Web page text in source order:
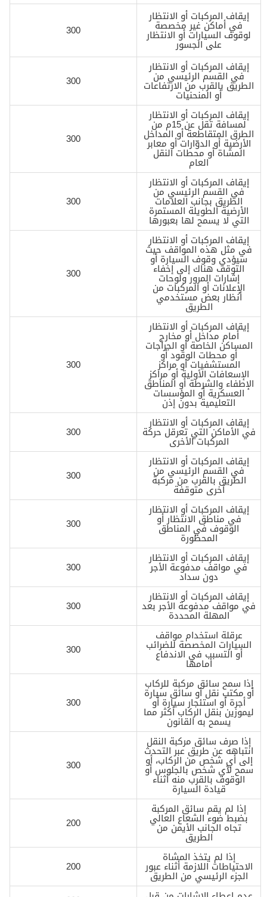
إيقاف المركبات أو الانتظار
في أماكن غير مخصصة
لوقوف السيارات أو الانتظار
على الجسور
300
إيقاف المركبات أو الانتظار
في القسم الرئيسي من
الطريق بالقرب من الارتفاعات
أو المنحنيات
300
إيقاف المركبات أو الانتظار
لمسافة تقل عن 15م من
الطرق المتقاطعة أو المداخل
الأرضية أو الدوّارات أو معابر
المشاة أو محطات النقل
العام
300
إيقاف المركبات أو الانتظار
في القسم الرئيسي من
الطريق بجانب العلامات
الأرضية الطويلة المستمرة
التي لا يسمح لها بعبورها
300
إيقاف المركبات أو الانتظار
في مثل هذه المواقف حيث
سيؤدي وقوف السيارة أو
التوقف هناك إلى إخفاء
إشارات المرور ولوحات
الإعلانات أو المركبات من
أنظار بعض مستخدمي
الطريق
300
إيقاف المركبات أو الانتظار
أمام مداخل أو مخارج
المساكن الخاصة أو الجراجات
أو محطات الوقود أو
المستشفيات أو مراكز
الإسعافات الأولية أو مراكز
الإطفاء والشرطة أو المناطق
العسكرية أو المؤسسات
التعليمية بدون إذن
300
إيقاف المركبات أو الانتظار
في الأماكن التي تعرقل حركة
المركبات الأخرى
300
إيقاف المركبات أو الانتظار
في القسم الرئيسي من
الطريق بالقرب من مركبة
أخرى متوقفة
300
إيقاف المركبات أو الانتظار
في مناطق الانتظار أو
الوقوف في المناطق
المحظورة
300
إيقاف المركبات أو الانتظار
في مواقف مدفوعة الأجر
دون سداد
300
إيقاف المركبات أو الانتظار
في مواقف مدفوعة الأجر بعد
المهلة المحددة
300
عرقلة استخدام مواقف
السيارات المخصصة للضرائب
أو التسبب في الاندفاع
أمامها
300
إذا سمح سائق مركبة للركاب
أو مكتب نقل أو سائق سيارة
أجرة أو استئجار سيارة أو
ليموزين بنقل الركاب أكثر مما
يسمح به القانون
300
إذا صرف سائق مركبة النقل
انتباهه عن طريق عبر التحدث
إلى أي شخص من الركاب، أو
سمح لأي شخص بالجلوس أو
الوقوف بالقرب منه أثناء
قيادة السيارة
300
إذا لم يقم سائق المركبة
بضبط ضوء الشعاع العالي
تجاه الجانب الأيمن من
الطريق
200
إذا لم يتخذ المشاة
الاحتياطات اللازمة أثناء عبور
الجزء الرئيسي من الطريق
200